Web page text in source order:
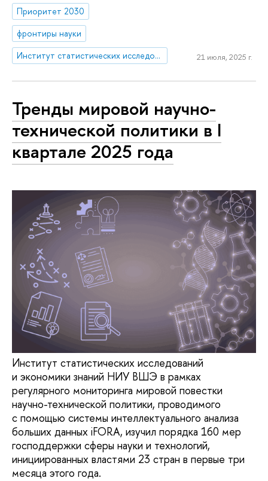
Приоритет 2030
фронтиры науки
Институт статистических исследований и экономики знаний
21 июля, 2025 г.
Тренды мировой научно-
технической политики в I
квартале 2025 года
Институт статистических исследований
и экономики знаний НИУ ВШЭ в рамках
регулярного мониторинга мировой повестки
научно-технической политики, проводимого
с помощью системы интеллектуального анализа
больших данных iFORA, изучил порядка 160 мер
господдержки сферы науки и технологий,
инициированных властями 23 стран в первые три
месяца этого года.